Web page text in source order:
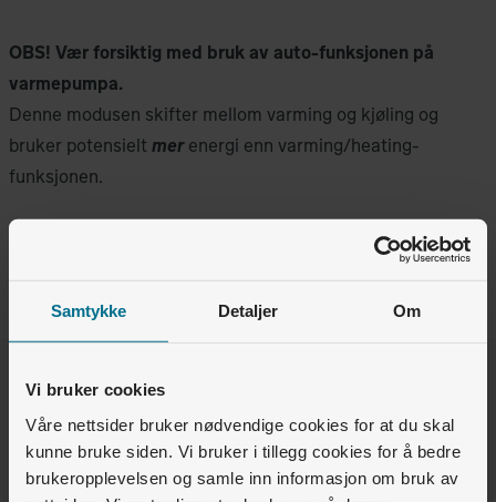
Samtykke Detaljer Om
Vi bruker cookies
Våre nettsider bruker nødvendige cookies for at du skal
kunne bruke siden. Vi bruker i tillegg cookies for å bedre
brukeropplevelsen og samle inn informasjon om bruk av
OBS! Vær forsiktig med bruk av auto-funksjonen på
varmepumpa.
Denne modusen skifter mellom varming og kjøling og
bruker potensielt merenergi enn varming/heating-
funksjonen.
Du kan slå av varmepumpa når du rengjør den og
Var denne artikkelen nyttig for deg?
Ja Nei